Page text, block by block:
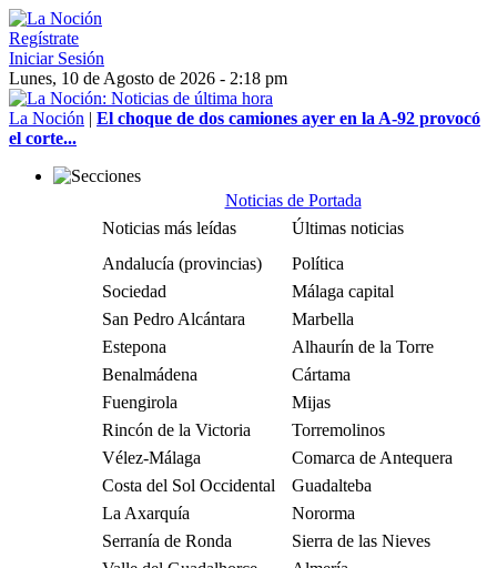
Regístrate
Iniciar Sesión
Lunes, 10 de Agosto de 2026 - 2:18 pm
La Noción | El choque de dos camiones ayer en la A-92 provocó
el corte...
Noticias de Portada
Noticias más leídas
Últimas noticias
Andalucía (provincias)
Política
Sociedad
Málaga capital
San Pedro Alcántara
Marbella
Estepona
Alhaurín de la Torre
Benalmádena
Cártama
Fuengirola
Mijas
Rincón de la Victoria
Torremolinos
Vélez-Málaga
Comarca de Antequera
Costa del Sol Occidental
Guadalteba
La Axarquía
Nororma
Serranía de Ronda
Sierra de las Nieves